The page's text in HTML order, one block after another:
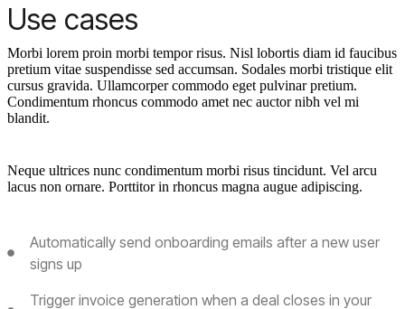
Use cases
Morbi lorem proin morbi tempor risus. Nisl lobortis diam id faucibus
pretium vitae suspendisse sed accumsan. Sodales morbi tristique elit
cursus gravida. Ullamcorper commodo eget pulvinar pretium.
Condimentum rhoncus commodo amet nec auctor nibh vel mi
blandit.
Neque ultrices nunc condimentum morbi risus tincidunt. Vel arcu
lacus non ornare. Porttitor in rhoncus magna augue adipiscing.
Automatically send onboarding emails after a new user
signs up
Trigger invoice generation when a deal closes in your